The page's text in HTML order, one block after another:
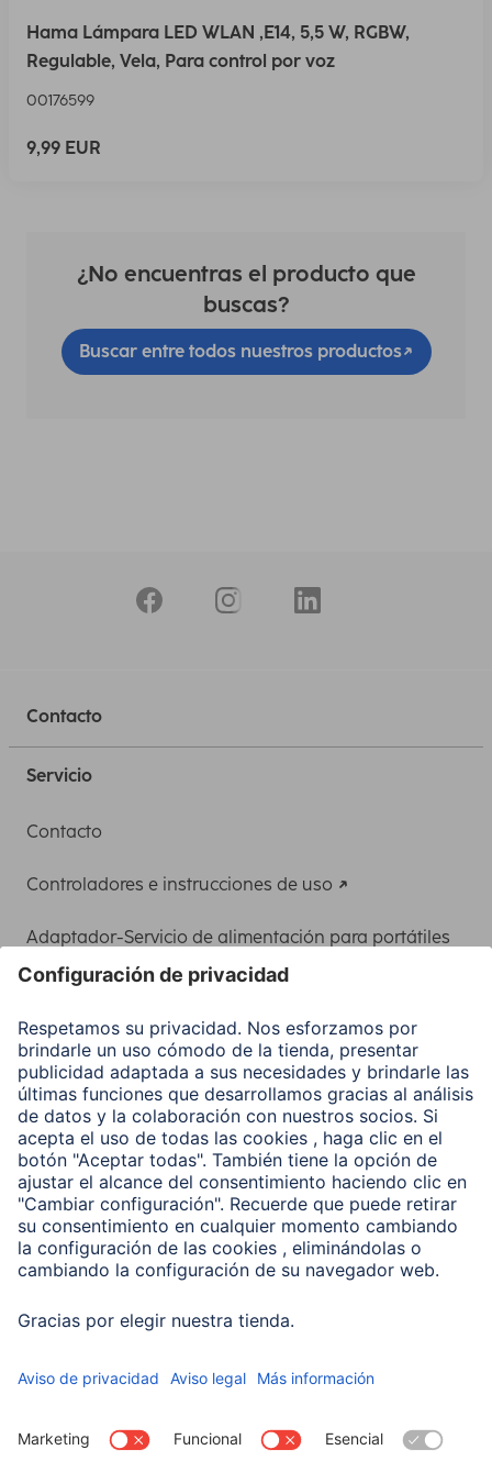
Hama Lámpara LED WLAN ,E14, 5,5 W, RGBW,
Regulable, Vela, Para control por voz
00176599
9,99 EUR
¿No encuentras el producto que
buscas?
Buscar entre todos nuestros productos
Contacto
Servicio
Contacto
Controladores e instrucciones de uso
Adaptador-Servicio de alimentación para portátiles
Clientes online
Conviértete en distribuidor
Compañía
Historia de la empresa
Hama en todo el Mundo
Sostenibilidad
Business-Portal